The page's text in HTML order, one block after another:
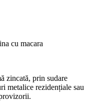
cu macara
zincată, prin sudare
metalice rezidențiale sau